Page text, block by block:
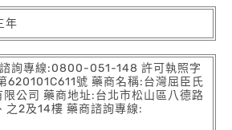
年
詢專線:0800-051-148 許可執照字
620101C611號 藥商名稱:台灣屈臣氏
公司 藥商地址:台北市松山區八德路
之2及14樓 藥商諮詢專線: